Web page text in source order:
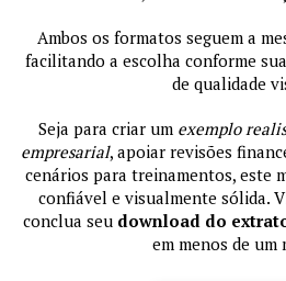
Ambos os formatos seguem a
facilitando a escolha conforme
de qualidade
Seja para criar um exemplo
empresarial, apoiar revisões
cenários para treinamentos, este
confiável e visualmente sólida.
conclua seu download do
em menos de um